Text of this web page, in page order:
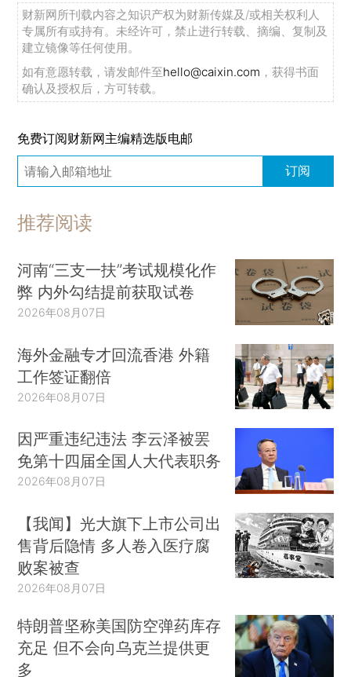
财新网所刊载内容之知识产权为财新传媒及/或相关权利人
专属所有或持有。未经许可，禁止进行转载、摘编、复制及
建立镜像等任何使用。
如有意愿转载，请发邮件至hello@caixin.com ，获得书面
确认及授权后，方可转载。
免费订阅财新网主编精选版电邮
订阅
推荐阅读
河南“三支一扶”考试规模化作
弊 内外勾结提前获取试卷
2026年08月07日
海外金融专才回流香港 外籍
工作签证翻倍
2026年08月07日
因严重违纪违法 李云泽被罢
免第十四届全国人大代表职务
2026年08月07日
【我闻】光大旗下上市公司出
售背后隐情 多人卷入医疗腐
败案被查
2026年08月07日
特朗普坚称美国防空弹药库存
充足 但不会向乌克兰提供更
多